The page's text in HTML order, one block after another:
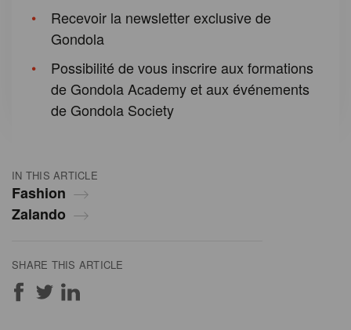
IN THIS ARTICLE
Fashion
Zalando
SHARE THIS ARTICLE
Recevoir la newsletter exclusive de
Gondola
Possibilité de vous inscrire aux formations
de Gondola Academy et aux événements
de Gondola Society